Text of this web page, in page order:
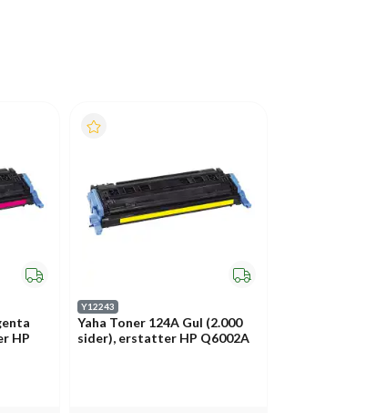
HP
Y12243
Yaha Toner 124A Gul (2.000
sider), erstatter HP Q6002A